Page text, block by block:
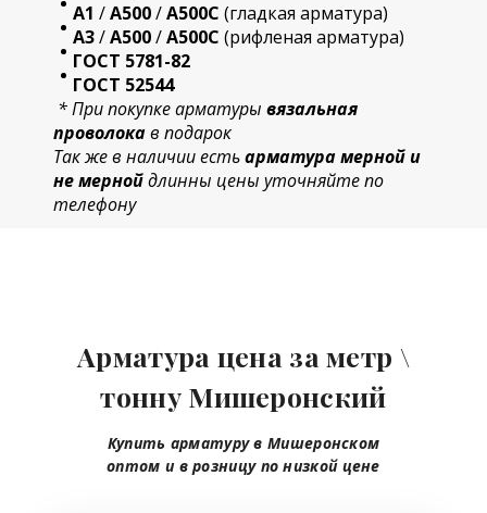
А1 /А500/А500С (гладкая арматура)
А3/А500/А500С (рифленая арматура)
ГОСТ 5781-82
ГОСТ 52544
* При покупке арматуры вязальная
проволокав подарок
Так же в наличии естьарматура мерной и
не мернойдлинны цены уточняйте по
телефону
Арматура цена за метр \
тонну Мишеронский
Купить арматуру в Мишеронском
оптом и в розницу по низкой цене